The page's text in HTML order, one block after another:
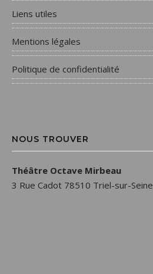
Liens utiles
Mentions légales
Politique de confidentialité
NOUS TROUVER
Théâtre Octave Mirbeau
3 Rue Cadot 78510 Triel-sur-Seine